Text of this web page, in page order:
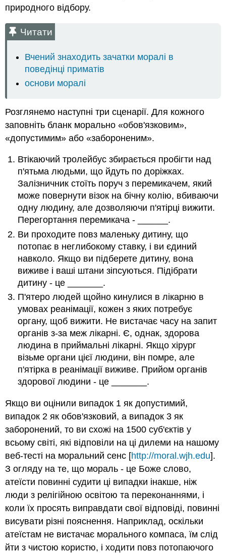
природного відбору.
Читати
Вчений знаходить зачатки моралі в
поведінці приматів
основи моралі
Розглянемо наступні три сценарії. Для кожного
заповніть бланк морально «обов'язковим»,
«допустимим» або «забороненим».
Втікаючий тролейбус збирається пробігти над
п'ятьма людьми, що йдуть по доріжках.
Залізничник стоїть поруч з перемикачем, який
може повернути візок на бічну колію, вбиваючи
одну людину, але дозволяючи п'ятірці вижити.
Перегортання перемикача - ______.
Ви проходите повз маленьку дитину, що
потопає в неглибокому ставку, і ви єдиний
навколо. Якщо ви підберете дитину, вона
виживе і ваші штани зіпсуються. Підібрати
дитину - це _______.
П'ятеро людей щойно кинулися в лікарню в
умовах реанімації, кожен з яких потребує
органу, щоб вижити. Не вистачає часу на запит
органів з-за меж лікарні. Є, однак, здорова
людина в приймальні лікарні. Якщо хірург
візьме органи цієї людини, він помре, але
п'ятірка в реанімації виживе. Прийом органів
здорової людини - це _______.
Якщо ви оцінили випадок 1 як допустимий,
випадок 2 як обов'язковий, а випадок 3 як
заборонений, то ви схожі на 1500 суб'єктів у
всьому світі, які відповіли на ці дилеми на нашому
веб-тесті на моральний сенс [http://moral.wjh.edu].
З огляду на те, що мораль - це Боже слово,
атеїсти повинні судити ці випадки інакше, ніж
люди з релігійною освітою та переконаннями, і
коли їх просять виправдати свої відповіді, повинні
висувати різні пояснення. Наприклад, оскільки
атеїстам не вистачає морального компаса, їм слід
йти з чистою користю, і ходити повз потопаючого